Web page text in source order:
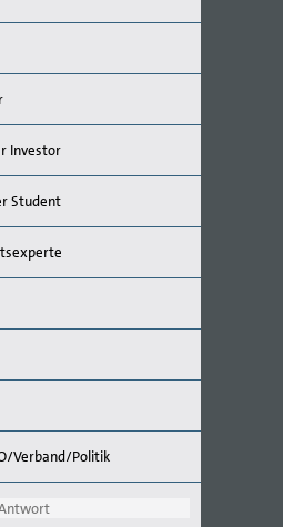
Investor
Student
Verband/Politik